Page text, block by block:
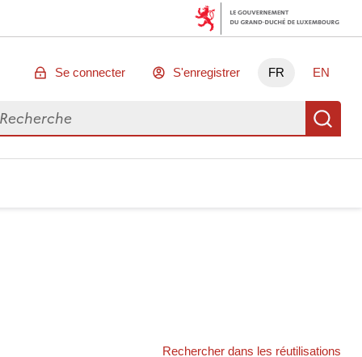
Se connecter S'enregistrer FR EN
des données
Rechercher dans les réutilisations